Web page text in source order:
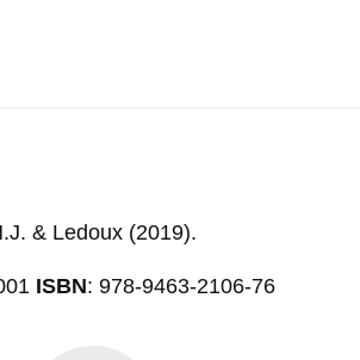
& Ledoux(2019).
ISBN: 978-9463-2106-76